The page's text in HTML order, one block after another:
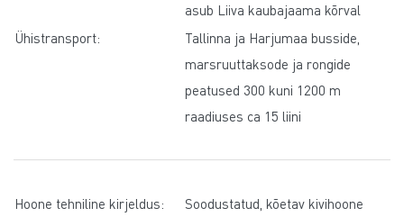
asub Liiva kaubajaama kõrval
Ühistransport:
Tallinna ja Harjumaa busside,
marsruuttaksode ja rongide
peatused 300 kuni 1200 m
raadiuses ca 15 liini
Hoone tehniline kirjeldus:
Soodustatud, kõetav kivihoone